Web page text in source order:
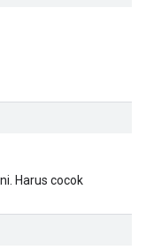
Harus cocok